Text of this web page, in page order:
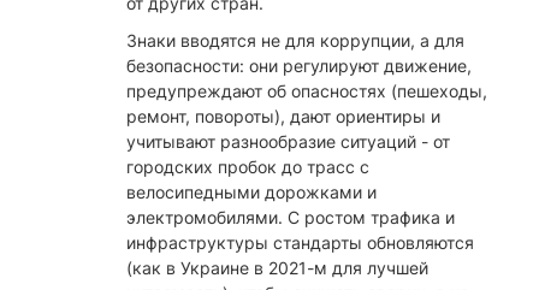
​Знаки вводятся не для коррупции, а для
безопасности: они регулируют движение,
предупреждают об опасностях (пешеходы,
ремонт, повороты), дают ориентиры и
учитывают разнообразие ситуаций - от
городских пробок до трасс с
велосипедными дорожками и
электромобилями. С ростом трафика и
инфраструктуры стандарты обновляются
(как в Украине в 2021-м для лучшей